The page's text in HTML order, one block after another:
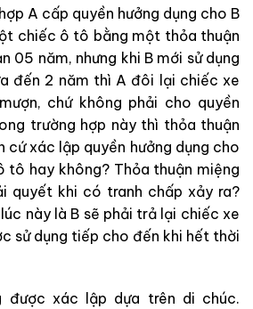
A cấp quyền hưởng dụng cho B
chiếc ô tô bằng một thỏa thuận
05 năm, nhưng khi B mới sử dụng
đến 2 năm thì A đôi lại chiếc xe
chứ không phải cho quyền
trường hợp này thì thỏa thuận
cứ xác lập quyền hưởng dụng cho
tô hay không? Thỏa thuận miệng
quyết khi có tranh chấp xảy ra?
này là B sẽ phải trả lại chiếc xe
sử dụng tiếp cho đến khi hết thời
được xác lập dựa trên di chúc.